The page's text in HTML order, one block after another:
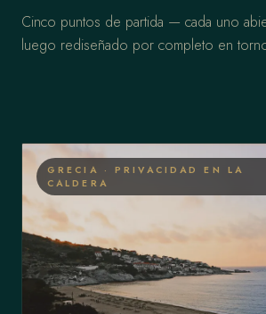
Cinco puntos de partida — cada uno
luego rediseñado por completo en
GRECIA · PRIVACIDAD EN LA
CALDERA